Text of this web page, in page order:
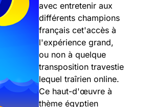
avec entretenir aux
différents champions
français cet'accès à
l'expérience grand,
ou non à quelque
transposition travestie
lequel traîrien online.
Ce haut-d'œuvre à
thème égyptien